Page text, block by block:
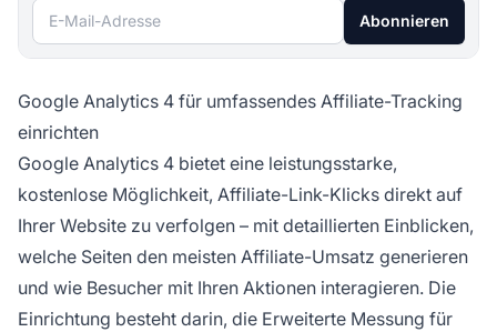
E-Mail-Adresse Abonnieren
Google Analytics 4 für umfassendes Affiliate-Tracking
einrichten
Google Analytics 4 bietet eine leistungsstarke,
kostenlose Möglichkeit, Affiliate-Link-Klicks direkt auf
Ihrer Website zu verfolgen – mit detaillierten Einblicken,
welche Seiten den meisten Affiliate-Umsatz generieren
und wie Besucher mit Ihren Aktionen interagieren. Die
Einrichtung besteht darin, die Erweiterte Messung für